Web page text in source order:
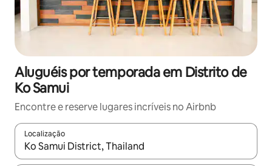
Aluguéis por temporada em Distrito de
Ko Samui
Encontre e reserve lugares incríveis no Airbnb
Localização
Quando os resultados estiverem disponíveis, explore-os